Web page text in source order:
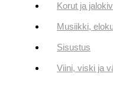
Korut ja
Musiikki,
Sisustus
Viini, viski ja